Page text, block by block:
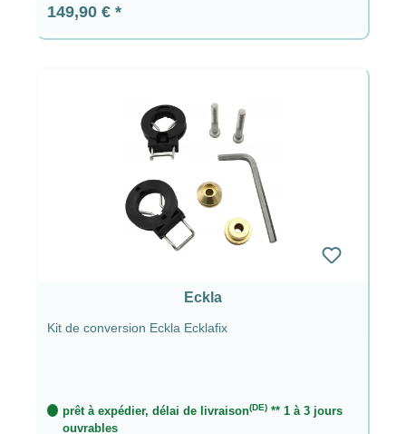
Prix régulier :
149,90 €
Eckla
Kit de conversion Eckla Ecklafix
prêt à expédier, délai de livraison(DE) ** 1 à 3 jours
ouvrables